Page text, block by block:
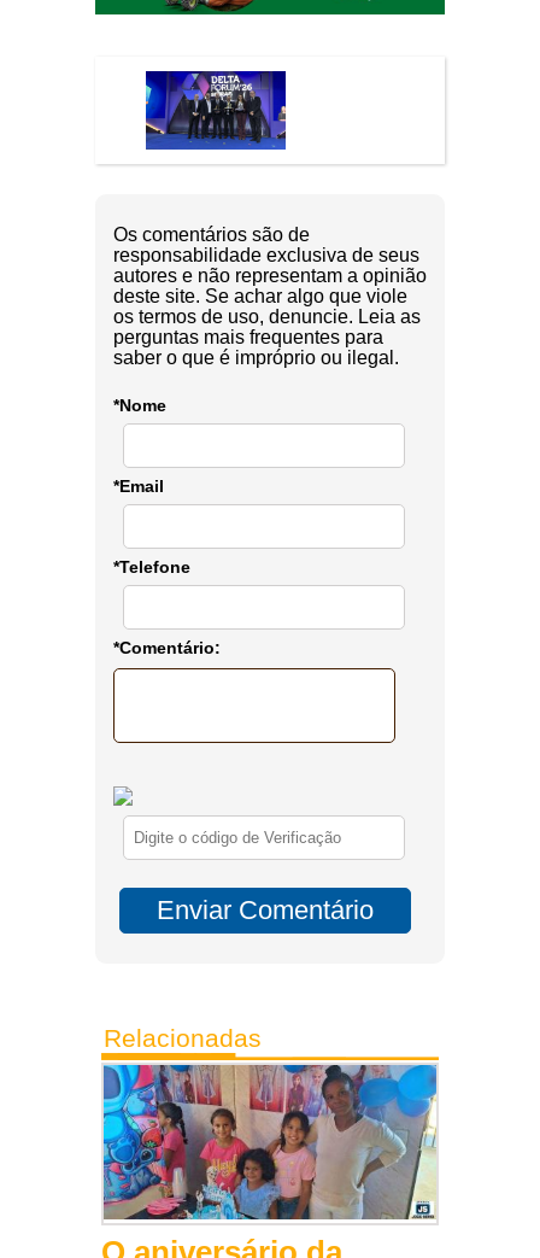
Os comentários são de
responsabilidade exclusiva de seus
autores e não representam a opinião
deste site. Se achar algo que viole
os termos de uso, denuncie. Leia as
perguntas mais frequentes para
saber o que é impróprio ou ilegal.
*Nome
*Email
*Telefone
*Comentário:
Relacionadas